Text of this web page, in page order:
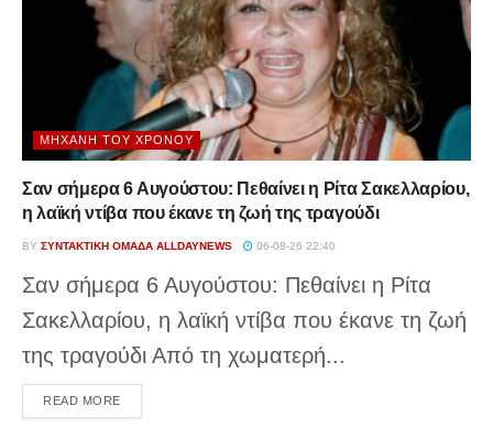
ΜΗΧΑΝΉ ΤΟΥ ΧΡΌΝΟΥ
Σαν σήμερα 6 Αυγούστου: Πεθαίνει η Ρίτα Σακελλαρίου,
η λαϊκή ντίβα που έκανε τη ζωή της τραγούδι
BY ΣΥΝΤΑΚΤΙΚΉ ΟΜΆΔΑ ALLDAYNEWS 06-08-26 22:40
Σαν σήμερα 6 Αυγούστου: Πεθαίνει η Ρίτα
Σακελλαρίου, η λαϊκή ντίβα που έκανε τη ζωή
της τραγούδι Από τη χωματερή...
READ MOREDETAILS